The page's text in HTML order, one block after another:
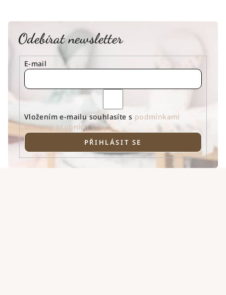
Odebírat newsletter
E-mail
Vložením e-mailu souhlasíte s podmínkami
ochrany osobních údajů
PŘIHLÁSIT SE